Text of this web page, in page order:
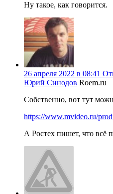
Ну такое, как говорится.
26 апреля 2022 в 08:41
Юрий Синодов Roem.ru
Собственно, вот тут
https://www.mvideo.ru/
А Ростех пишет, что всё